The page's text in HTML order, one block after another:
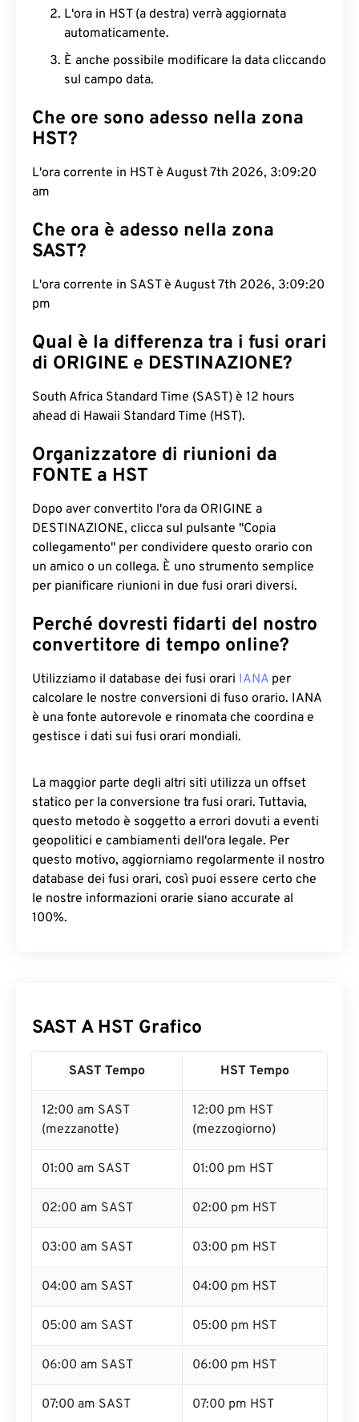
L'ora in HST (a destra) verrà aggiornata
automaticamente.
È anche possibile modificare la data cliccando
sul campo data.
Che ore sono adesso nella zona
HST?
L'ora corrente in HST è August 7th 2026, 3:09:21
am
Che ora è adesso nella zona
SAST?
L'ora corrente in SAST è August 7th 2026, 3:09:21
pm
Qual è la differenza tra i fusi orari
di ORIGINE e DESTINAZIONE?
South Africa Standard Time (SAST) è 12 hours
ahead di Hawaii Standard Time (HST).
Organizzatore di riunioni da
FONTE a HST
Dopo aver convertito l'ora da ORIGINE a
DESTINAZIONE, clicca sul pulsante "Copia
collegamento" per condividere questo orario con
un amico o un collega. È uno strumento semplice
per pianificare riunioni in due fusi orari diversi.
Perché dovresti fidarti del nostro
convertitore di tempo online?
Utilizziamo il database dei fusi orari IANA per
calcolare le nostre conversioni di fuso orario. IANA
è una fonte autorevole e rinomata che coordina e
gestisce i dati sui fusi orari mondiali.
La maggior parte degli altri siti utilizza un offset
statico per la conversione tra fusi orari. Tuttavia,
questo metodo è soggetto a errori dovuti a eventi
geopolitici e cambiamenti dell'ora legale. Per
questo motivo, aggiorniamo regolarmente il nostro
database dei fusi orari, così puoi essere certo che
le nostre informazioni orarie siano accurate al
100%.
SAST A HST Grafico
SAST Tempo HST Tempo
12:00 am SAST
(mezzanotte)
12:00 pm HST
(mezzogiorno)
01:00 am SAST 01:00 pm HST
02:00 am SAST 02:00 pm HST
03:00 am SAST 03:00 pm HST
04:00 am SAST 04:00 pm HST
05:00 am SAST 05:00 pm HST
06:00 am SAST 06:00 pm HST
07:00 am SAST 07:00 pm HST